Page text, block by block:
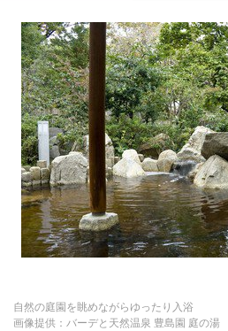
自然の庭園を眺めながらゆったり入浴
画像提供：バーデと天然温泉 豊島園 庭の湯